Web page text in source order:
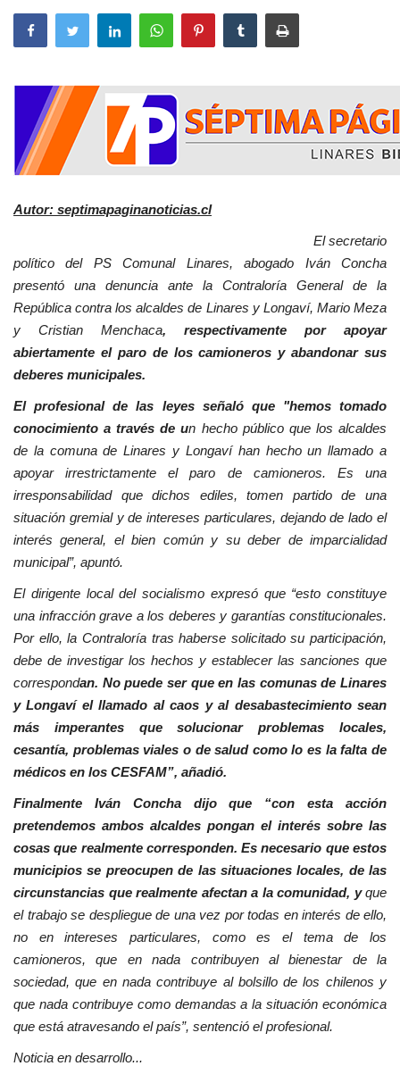
Autor: septimapaginanoticias.cl
El secretario
político del PS Comunal Linares, abogado Iván Concha
presentó una denuncia ante la Contraloría General de la
República contra los alcaldes de Linares y Longaví, Mario Meza
y Cristian Menchaca, respectivamente por apoyar
abiertamente el paro de los camioneros y abandonar sus
deberes municipales.
El profesional de las leyes señaló que "hemos tomado
conocimiento a través de un hecho público que los alcaldes
de la comuna de Linares y Longaví han hecho un llamado a
apoyar irrestrictamente el paro de camioneros. Es una
irresponsabilidad que dichos ediles, tomen partido de una
situación gremial y de intereses particulares, dejando de lado el
interés general, el bien común y su deber de imparcialidad
municipal”, apuntó.
El dirigente local del socialismo expresó que “esto constituye
una infracción grave a los deberes y garantías constitucionales.
Por ello, la Contraloría tras haberse solicitado su participación,
debe de investigar los hechos y establecer las sanciones que
correspondan. No puede ser que en las comunas de Linares
y Longaví el llamado al caos y al desabastecimiento sean
más imperantes que solucionar problemas locales,
cesantía, problemas viales o de salud como lo es la falta de
médicos en los CESFAM”, añadió.
Finalmente Iván Concha dijo que “con esta acción
pretendemos ambos alcaldes pongan el interés sobre las
cosas que realmente corresponden. Es necesario que estos
municipios se preocupen de las situaciones locales, de las
circunstancias que realmente afectan a la comunidad, yque
el trabajo se despliegue de una vez por todas en interés de ello,
no en intereses particulares, como es el tema de los
camioneros, que en nada contribuyen al bienestar de la
sociedad, que en nada contribuye al bolsillo de los chilenos y
que nada contribuye como demandas a la situación económica
que está atravesando el país”, sentenció el profesional.
Noticia en desarrollo...